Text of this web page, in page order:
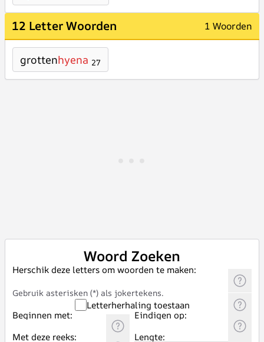
12 Letter Woorden 1 Woorden
grottenhyena 27
Woord Zoeken
Herschik deze letters om woorden te maken:
Gebruik asterisken (*) als jokertekens.
Letterherhaling toestaan
Beginnen met:
Eindigen op:
Met deze reeks:
Lengte: